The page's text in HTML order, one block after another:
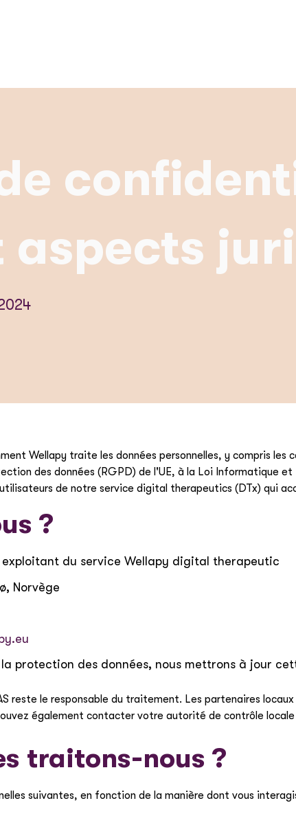
aspects
Wellapy traite les données personnelles, y compris les
des données (RGPD) de l'UE, à la Loi Informatique
de notre service digital therapeutics (DTx) qui
?
exploitant du service Wellapy digital therapeutic
Norvège
la protection des données, nous mettrons à jour
reste le responsable du traitement. Les partenaires
également contacter votre autorité de contrôle locale
traitons-nous ?
suivantes, en fonction de la manière dont vous